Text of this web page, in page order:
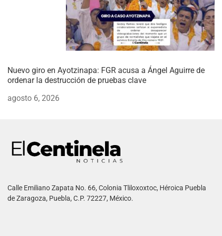
Nuevo giro en Ayotzinapa: FGR acusa a Ángel Aguirre de
ordenar la destrucción de pruebas clave
agosto 6, 2026
Calle Emiliano Zapata No. 66, Colonia Tliloxoxtoc, Héroica Puebla
de Zaragoza, Puebla, C.P. 72227, México.